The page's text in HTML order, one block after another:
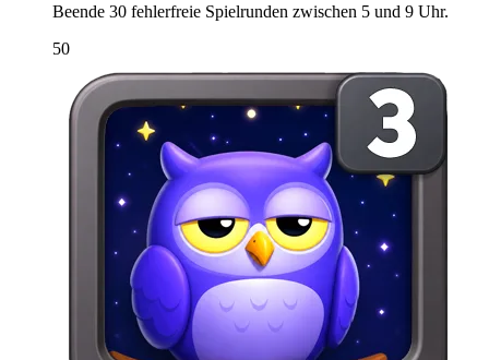
Beende 30 fehlerfreie Spielrunden zwischen 5 und 9 Uhr.
50